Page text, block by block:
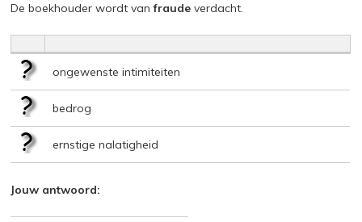
De boekhouder wordt vanfraude verdacht.
ongewenste intimiteiten
bedrog
ernstige nalatigheid
Jouw antwoord: